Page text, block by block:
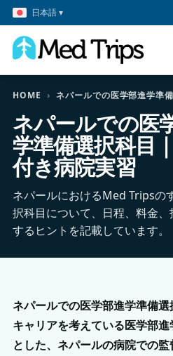
日本語 ▾
HOME › ネパールでの医学部進学準
ネパールでの医
学準備選択科目
付き病院実習
ネパールにおけるMed Tripsの
択科目について、日程、料金
するヒントを記載しています。
ネパールでの医学部進学準備
キャリアを考えている医学部
とした、ネパールの病院での